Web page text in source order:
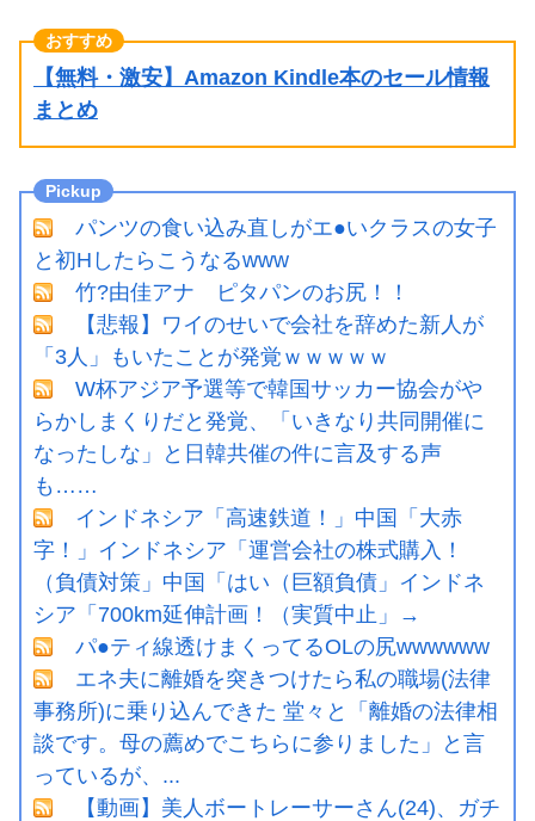
【無料・激安】Amazon Kindle本のセール情報
まとめ
パンツの食い込み直しがエ●いクラスの女子
と初Hしたらこうなるwww
竹?由佳アナ ピタパンのお尻！！
【悲報】ワイのせいで会社を辞めた新人が
「3人」もいたことが発覚ｗｗｗｗｗ
W杯アジア予選等で韓国サッカー協会がや
らかしまくりだと発覚、「いきなり共同開催に
なったしな」と日韓共催の件に言及する声
も……
インドネシア「高速鉄道！」中国「大赤
字！」インドネシア「運営会社の株式購入！
（負債対策」中国「はい（巨額負債」インドネ
シア「700km延伸計画！（実質中止」→
パ●ティ線透けまくってるOLの尻wwwwww
エネ夫に離婚を突きつけたら私の職場(法律
事務所)に乗り込んできた 堂々と「離婚の法律相
談です。母の薦めでこちらに参りました」と言
っているが、...
【動画】美人ボートレーサーさん(24)、ガチ